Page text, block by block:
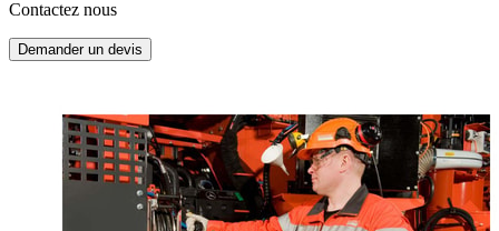
Contactez nous
Demander un devis